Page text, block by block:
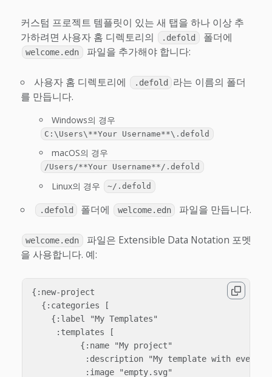
커스텀 프로젝트 템플릿이 있는 새 탭을 하나 이상 추
가하려면 사용자 홈 디렉토리의
.defold 폴더에
welcome.edn 파일을 추가해야 합니다:
사용자 홈 디렉토리에 .defold
라는 이름의 폴더
를 만듭니다.
Windows의 경우
C:\Users\**Your Username**\.defold
macOS의 경우
/Users/**Your Username**/.defold
Linux의 경우 ~/.defold
.defold 폴더에 welcome.edn 파일을 만듭니다.
welcome.edn
파일은 Extensible Data Notation 포멧
을 사용합니다. 예:
{:new-project
  {:categories [
    {:label "My Templates"
     :templates [
          {:name "My project"
:description "My template with
           :image "empty.svg"